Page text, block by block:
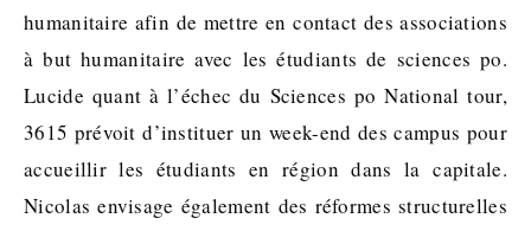
humanitaire afin de mettre en contact des associations
à but humanitaire avec les étudiants de sciences po.
Lucide quant à l’échec du Sciences po National tour,
3615 prévoit d’instituer un week-end des campus pour
accueillir les étudiants en région dans la capitale.
Nicolas envisage également des réformes structurelles